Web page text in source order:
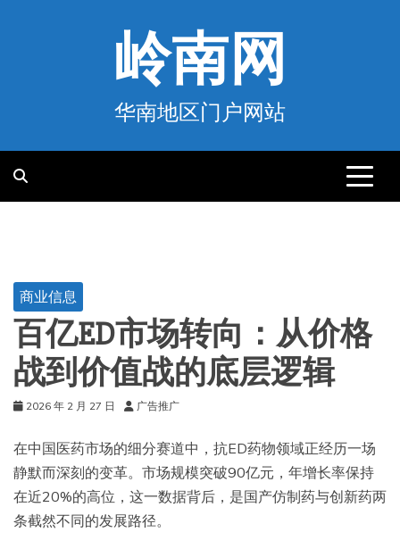
岭南网
华南地区门户网站
商业信息
百亿ED市场转向：从价格
战到价值战的底层逻辑
2026 年 2 月 27 日 广告推广
在中国医药市场的细分赛道中，抗ED药物领域正经历一场
静默而深刻的变革。市场规模突破90亿元，年增长率保持
在近20%的高位，这一数据背后，是国产仿制药与创新药两
条截然不同的发展路径。